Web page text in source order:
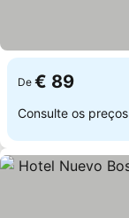
De € 89
Consulte os